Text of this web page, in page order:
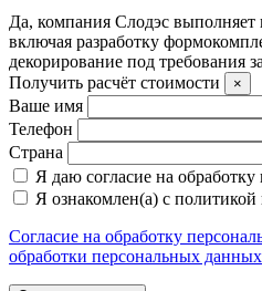
Да, компания Слодэс выполняет
включая разработку
декорирование под требования
Получить расчёт стоимости
×
Ваше имя
Телефон
Страна
Я даю согласие на
Я ознакомлен(а) с
Согласие на обработку
обработки персональных данных